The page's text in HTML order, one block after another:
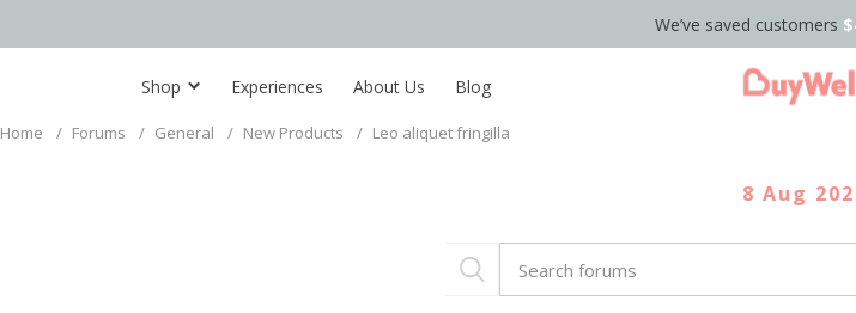
We’ve saved customers
Shop Experiences About Us Blog
Home / Forums / General / New Products / Leo aliquet fringilla
8 Aug